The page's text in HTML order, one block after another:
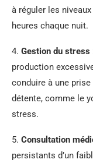
à réguler les
heures chaque nuit.
4. Gestion du stress
production
conduire à une
détente, comme le
stress.
5. Consultation
persistants d’un